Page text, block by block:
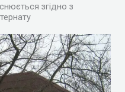
згідно з